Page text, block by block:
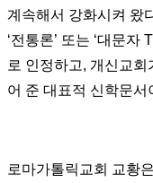
계속해서 강화시켜 왔
‘전통론’ 또는 ‘대문자
로 인정하고, 개신교회
어 준 대표적 신학문서
로마가톨릭교회 교황